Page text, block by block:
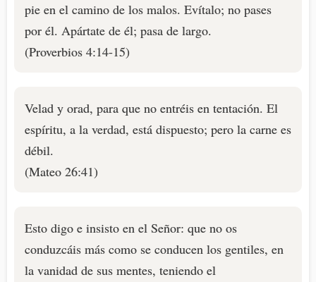
pie en el camino de los malos. Evítalo; no pases
por él. Apártate de él; pasa de largo.
(Proverbios 4:14-15)
Velad y orad, para que no entréis en tentación. El
espíritu, a la verdad, está dispuesto; pero la carne es
débil.
(Mateo 26:41)
Esto digo e insisto en el Señor: que no os
conduzcáis más como se conducen los gentiles, en
la vanidad de sus mentes, teniendo el